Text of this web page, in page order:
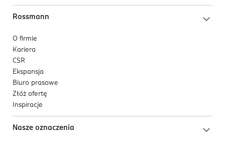
Rossmann
O firmie
Kariera
CSR
Ekspansja
Biuro prasowe
Złóż ofertę
Inspiracje
Nasze oznaczenia